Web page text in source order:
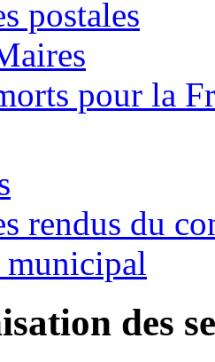
postales
pour la
rendus du
municipal
des